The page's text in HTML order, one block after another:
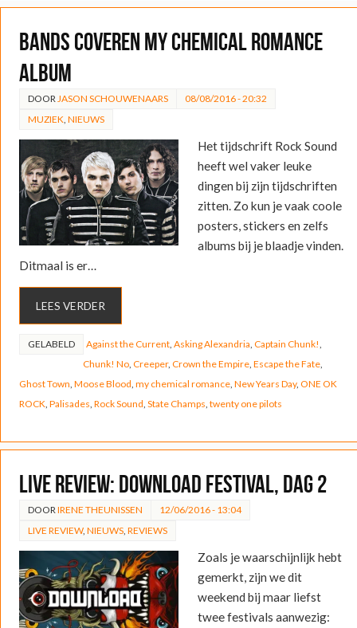
Bands coveren My Chemical Romance
album
DOOR JASON SCHOUWENAARS
08/08/2016 - 20:32
MUZIEK NIEUWS
Het tijdschrift Rock Sound
heeft wel vaker leuke
dingen bij zijn tijdschriften
zitten. Zo kun je vaak coole
posters, stickers en zelfs
albums bij je blaadje vinden.
Ditmaal is er…
LEES VERDER
GELABELD Against the Current, Asking Alexandria Captain Chunk!
Chunk! No, Creeper, Crown the Empire, Escape the Fate,
Ghost Town Moose Blood my chemical romance, New Years Day, ONE OK
ROCK Palisades Rock Sound State Champs twenty one pilots
LIVE REVIEW: Download Festival, dag 2
DOOR IRENE THEUNISSEN
12/06/2016 - 13:04
LIVE REVIEW, NIEUWS, REVIEWS
Zoals je waarschijnlijk hebt
gemerkt, zijn we dit
weekend bij maar liefst
twee festivals aanwezig: